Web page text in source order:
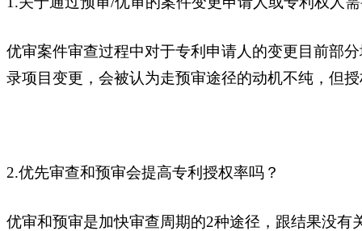
优审案件审查过程中对于专利申请人的变更目前部
录项目变更，会被认为走预审途径的动机不纯，但
2.优先审查和预审会提高专利授权率吗？
优审和预审是加快审查周期的2种途径，跟结果没